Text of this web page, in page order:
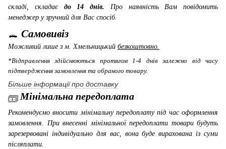
складі, складає до 14 днів. Про наявність Вам повідомить
менеджер у зручний для Вас спосіб.
Самовивіз
Можливий лише з м. Хмельницький безкоштовно.
*Відправлення здійснюються протягом 1-4 днів залежно від часу
підтвердження замовлення та обраного товару.
Більше інформації про доставку
Мінімальна передоплата
Рекомендуємо вносити мінімальну передоплату під час оформлення
замовлення. При внесенні мінімальної передоплати товари будуть
зарезервовані індивідуально для вас, вона буде вирахована із суми
післяплати.